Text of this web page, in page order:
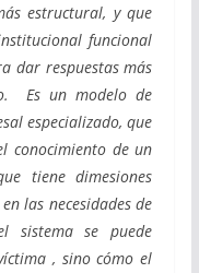
estructural, y que
funcional
dar respuestas más
Es un modelo de
especializado, que
conocimiento de un
tiene dimesiones
las necesidades de
sistema se puede
, sino cómo el